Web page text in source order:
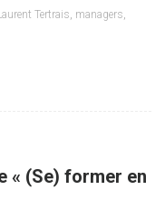
Tertrais, managers,
« (Se) former en